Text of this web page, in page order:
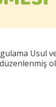
Usul